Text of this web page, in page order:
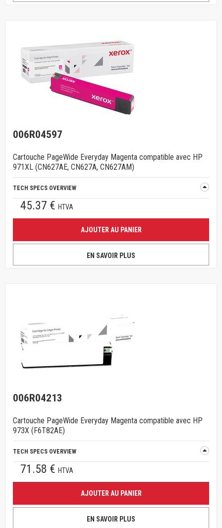
006R04597
Cartouche PageWide Everyday Magenta compatible avec HP
971XL (CN627AE, CN627A, CN627AM)
TECH SPECS OVERVIEW
45.37 € HTVA
AJOUTER AU PANIER
EN SAVOIR PLUS
006R04213
Cartouche PageWide Everyday Magenta compatible avec HP
973X (F6T82AE)
TECH SPECS OVERVIEW
71.58 € HTVA
AJOUTER AU PANIER
EN SAVOIR PLUS